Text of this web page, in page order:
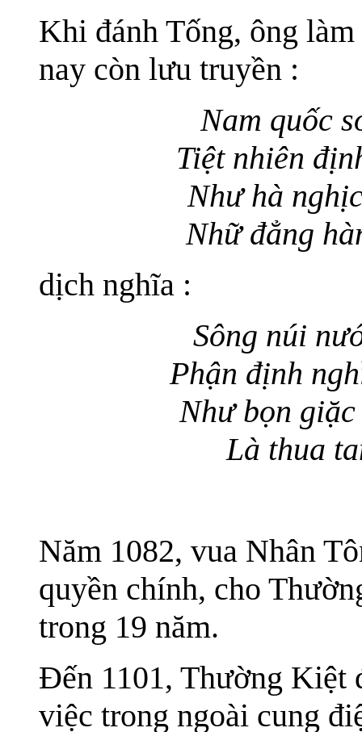
Khi đánh Tống, ông
nay còn lưu truyền :
Nam quốc
Tiệt nhiên
Như hà
Nhữ đẳng
dịch nghĩa :
Sông núi
Phận định
Như bọn
Là thua
Năm 1082, vua Nhân
quyền chính, cho
trong 19 năm.
Đến 1101, Thường Kiệt
việc trong ngoài cung